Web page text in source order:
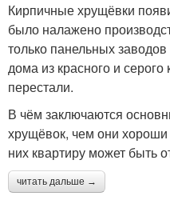
Кирпичные хрущёвки
было налажено
только панельных
дома из красного и серого
перестали.
В чём заключаются
хрущёвок, чем они хороши
них квартиру может быть
читать дальше →